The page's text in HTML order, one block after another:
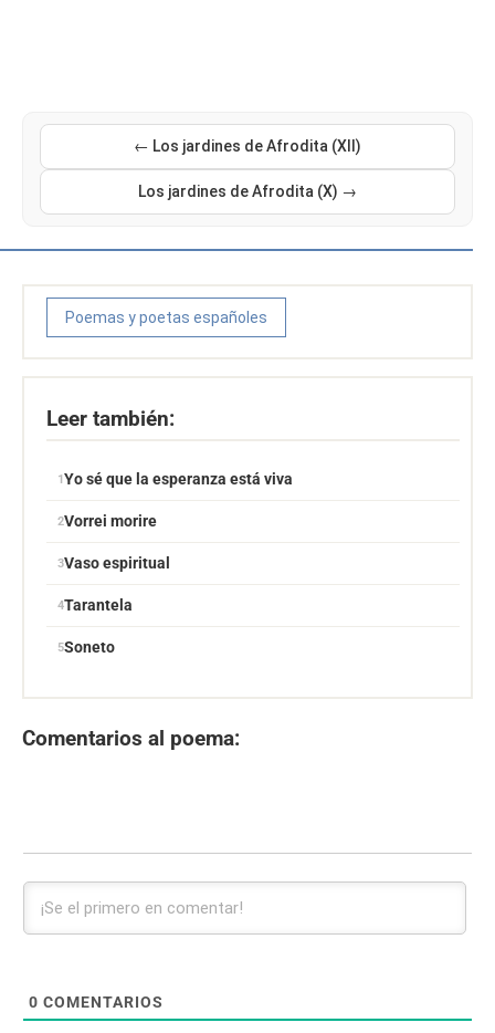
← Los jardines de Afrodita (XII)
Los jardines de Afrodita (X) →
Poemas y poetas españoles
Leer también:
Yo sé que la esperanza está viva
Vorrei morire
Vaso espiritual
Tarantela
Soneto
Comentarios al poema:
0 COMENTARIOS